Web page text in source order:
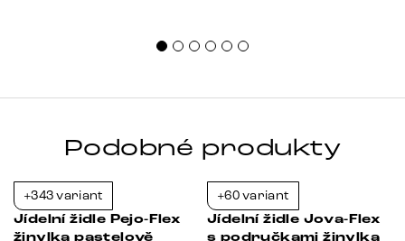
Podobné produkty
+343 variant
Jídelní židle Pejo-Flex
žinylka pastelově
+60 variant
Jídelní židle Jova-Flex
s područkami žinylka